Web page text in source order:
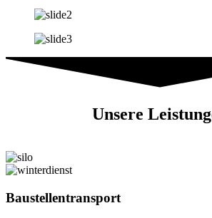
Unsere
Baustellentransport